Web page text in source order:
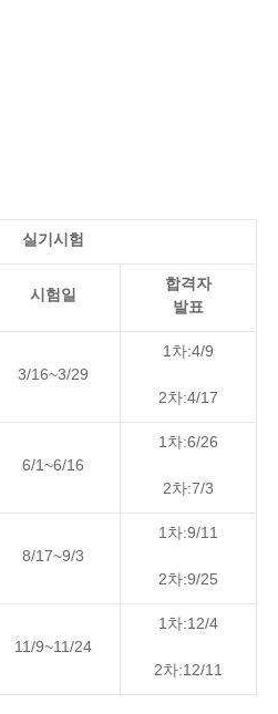
실기시험
시험일
합격자
발표
3/16~3/29
1차:4/9
2차:4/17
6/1~6/16
1차:6/26
2차:7/3
8/17~9/3
1차:9/11
2차:9/25
11/9~11/24
1차:12/4
2차:12/11